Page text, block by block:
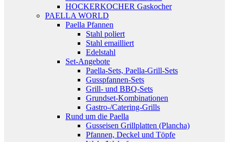
HOCKERKOCHER Gaskocher
PAELLA WORLD
Paella Pfannen
Stahl poliert
Stahl emailliert
Edelstahl
Set-Angebote
Paella-Sets, Paella-Grill-Sets
Gusspfannen-Sets
Grill- und BBQ-Sets
Grundset-Kombinationen
Gastro-/Catering-Grills
Rund um die Paella
Gusseisen Grillplatten (Plancha)
Pfannen, Deckel und Töpfe